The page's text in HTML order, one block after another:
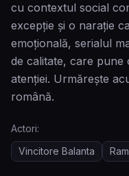
cu contextul social
excepție și o narație
emoțională, serialul
de calitate, care pune
atenției. Urmărește
română.
Actori:
Vincitore Balanta